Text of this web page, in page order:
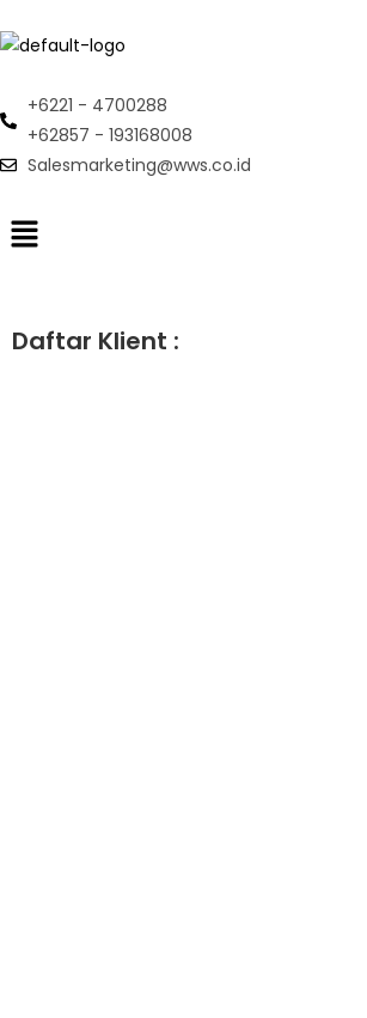
+6221 - 4700288
+62857 - 193168008
Salesmarketing@wws.co.id
Daftar Klient :